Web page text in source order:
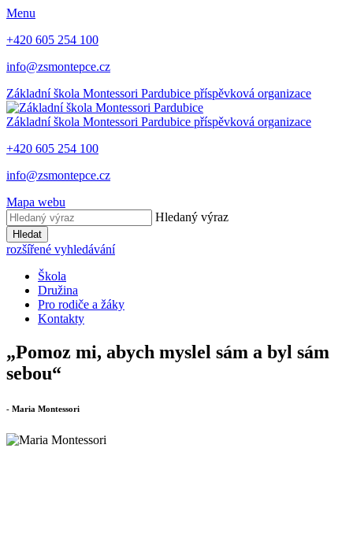
Menu
+420 605 254 100
info@zsmontepce.cz
Základní škola Montessori Pardubice příspěvková organizace
Základní škola Montessori Pardubice příspěvková organizace
+420 605 254 100
info@zsmontepce.cz
Mapa webu
Hledaný výraz
Hledat
rozšířené vyhledávání
Škola
Družina
Pro rodiče a žáky
Kontakty
„Pomoz mi, abych myslel sám a byl sám
sebou“
- Maria Montessori